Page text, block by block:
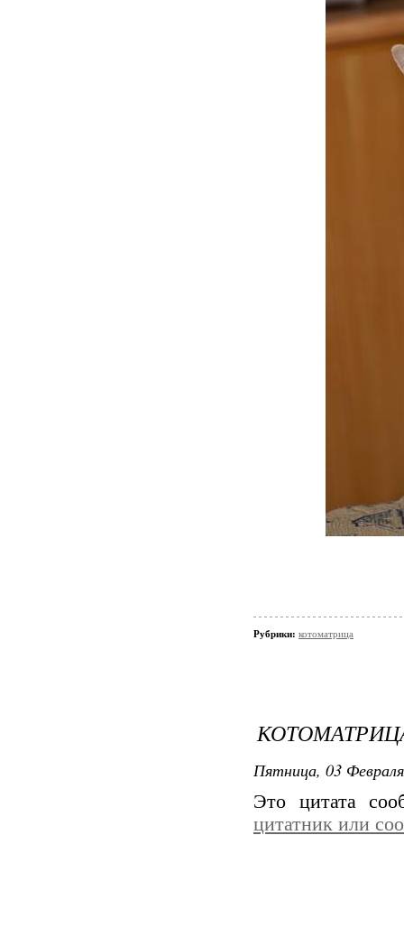
Рубрики: котоматрица
Пятница, 03
Это цитата
цитатник или